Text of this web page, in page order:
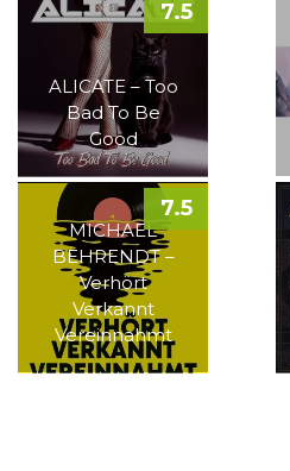
ALICATE – Too
Bad To Be
Good
7.5
MICHAEL
BEHRENDT –
Verhört
Verkannt
Vereinnahmt
7.5